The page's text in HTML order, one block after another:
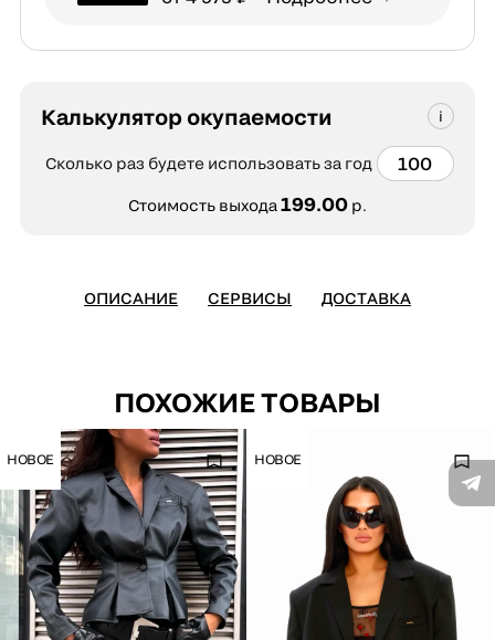
Калькулятор окупаемости
Сколько раз будете использовать за год
Стоимость выхода 199.00 р.
ОПИСАНИЕ СЕРВИСЫ ДОСТАВКА
ПОХОЖИЕ ТОВАРЫ
НОВОЕ НОВОЕ